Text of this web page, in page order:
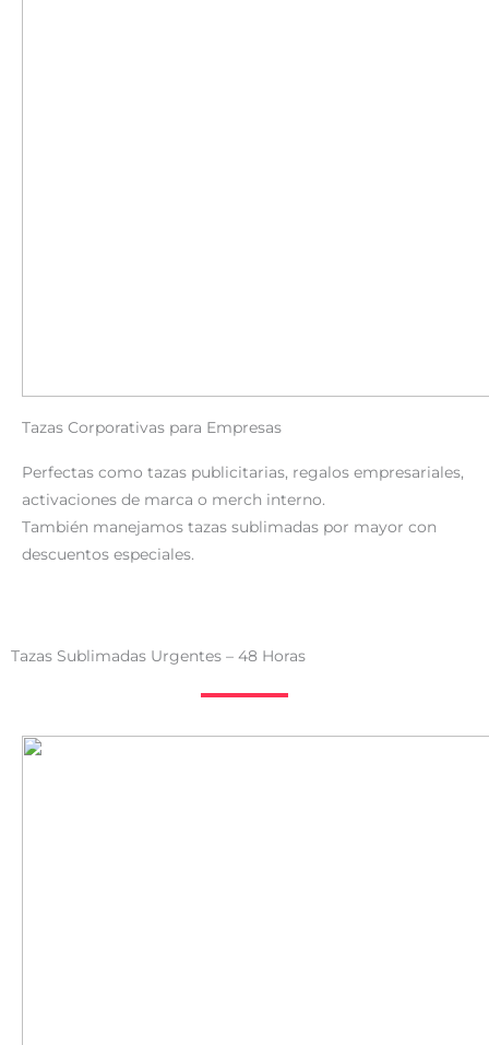
Tazas Corporativas para Empresas
Perfectas como tazas publicitarias, regalos empresariales,
activaciones de marca o merch interno.
También manejamos tazas sublimadas por mayor con
descuentos especiales.
Tazas Sublimadas Urgentes – 48 Horas